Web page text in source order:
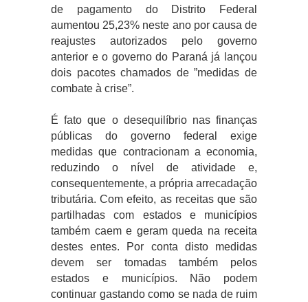
de pagamento do Distrito Federal
aumentou 25,23% neste ano por causa de
reajustes autorizados pelo governo
anterior e o governo do Paraná já lançou
dois pacotes chamados de ”medidas de
combate à crise”.
É fato que o desequilíbrio nas finanças
públicas do governo federal exige
medidas que contracionam a economia,
reduzindo o nível de atividade e,
consequentemente, a própria arrecadação
tributária. Com efeito, as receitas que são
partilhadas com estados e municípios
também caem e geram queda na receita
destes entes. Por conta disto medidas
devem ser tomadas também pelos
estados e municípios. Não podem
continuar gastando como se nada de ruim